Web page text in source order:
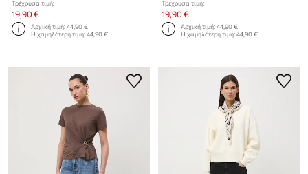
Τρέχουσα τιμή:
19,90 €
Αρχική τιμή:44,90 €
Η χαμηλότερη τιμή:44,90 €
Τρέχουσα τιμή:
19,90 €
Αρχική τιμή:44,90 €
Η χαμηλότερη τιμή:44,90 €